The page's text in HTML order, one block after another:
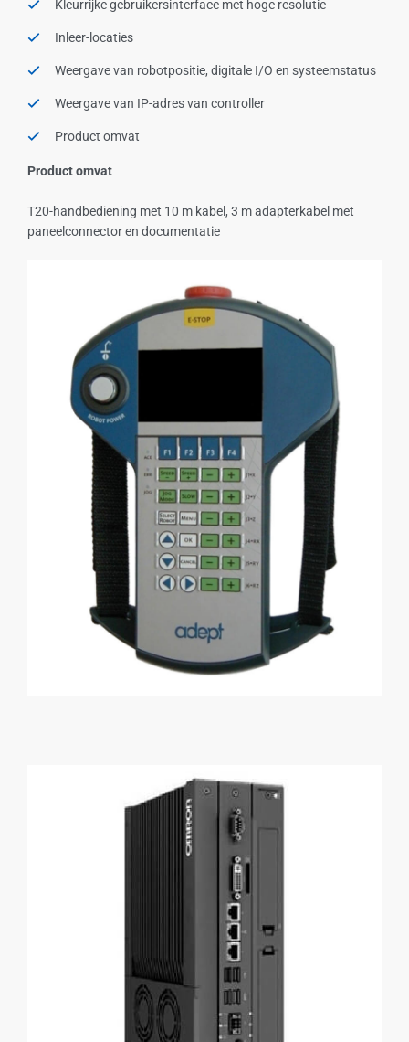
Kleurrijke gebruikersinterface met hoge resolutie
Inleer-locaties
Weergave van robotpositie, digitale I/O en systeemstatus
Weergave van IP-adres van controller
Product omvat
Product omvat
T20-handbediening met 10 m kabel, 3 m adapterkabel met
paneelconnector en documentatie